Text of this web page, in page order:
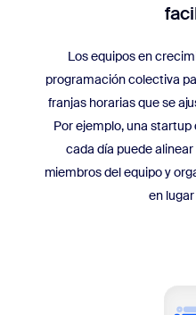
Los equipos en
programación colectiva
franjas horarias que se
Por ejemplo, una
cada día puede
miembros del equipo y
en